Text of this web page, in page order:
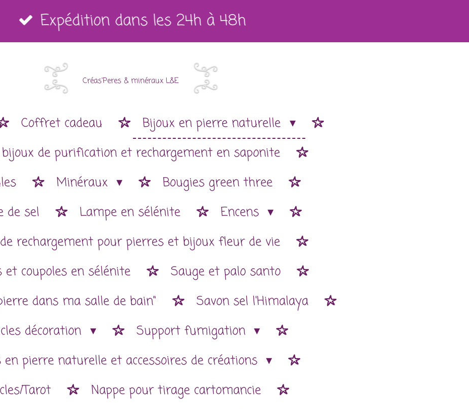
Expédition dans les 24h à 48h
Créas'Peres & minéraux L&E
Coffret cadeau
Bijoux en pierre naturelle
de purification et rechargement en saponite
Minéraux
Bougies green three
de sel
Lampe en sélénite
Encens
rechargement pour pierres et bijoux fleur de vie
et coupoles en sélénite
Sauge et palo santo
dans ma salle de bain"
Savon sel l'Himalaya
décoration
Support fumigation
en pierre naturelle et accessoires de créations
Tarot
Nappe pour tirage cartomancie